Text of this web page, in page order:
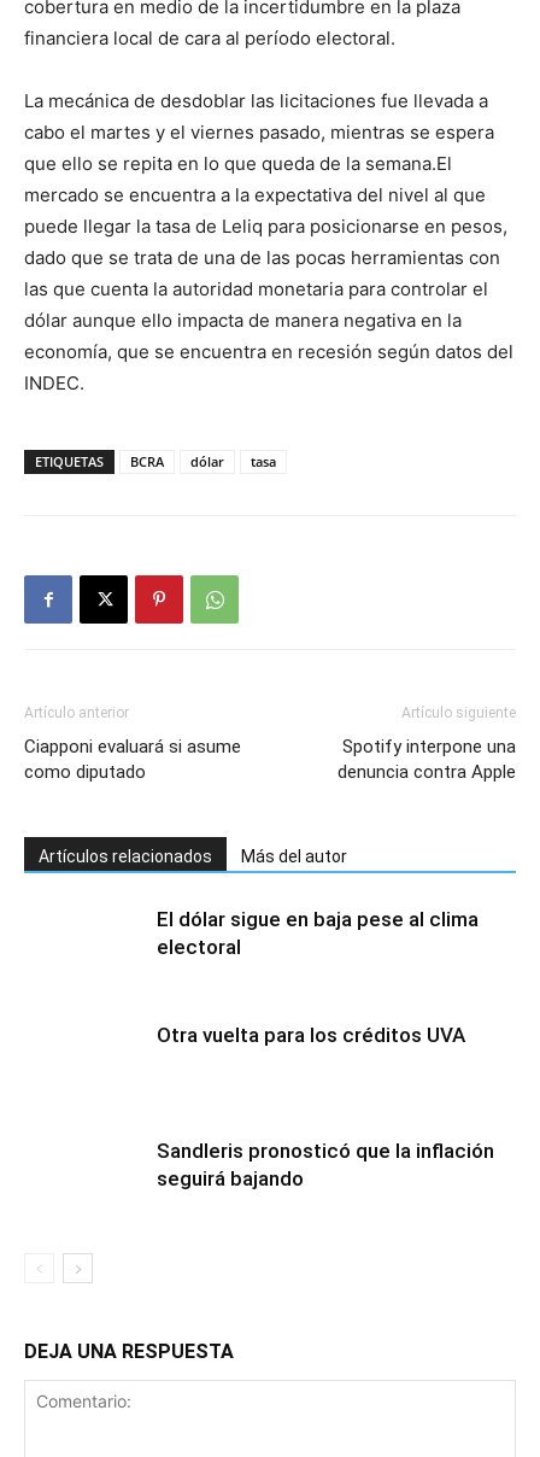
cobertura en medio de la incertidumbre en la plaza
financiera local de cara al período electoral.
La mecánica de desdoblar las licitaciones fue llevada a
cabo el martes y el viernes pasado, mientras se espera
que ello se repita en lo que queda de la semana.El
mercado se encuentra a la expectativa del nivel al que
puede llegar la tasa de Leliq para posicionarse en pesos,
dado que se trata de una de las pocas herramientas con
las que cuenta la autoridad monetaria para controlar el
dólar aunque ello impacta de manera negativa en la
economía, que se encuentra en recesión según datos del
INDEC.
ETIQUETAS BCRA dólar tasa
Artículo anterior
Ciapponi evaluará si asume
como diputado
Artículo siguiente
Spotify interpone una
denuncia contra Apple
Artículos relacionados Más del autor
El dólar sigue en baja pese al clima
electoral
Otra vuelta para los créditos UVA
Sandleris pronosticó que la inflación
seguirá bajando
DEJA UNA RESPUESTA